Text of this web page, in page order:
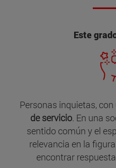
Este
Personas inquietas, con
de servicio. En una
sentido común y el
relevancia en la
encontrar